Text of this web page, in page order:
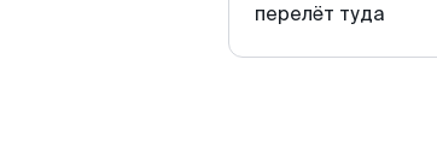
перелёт туда